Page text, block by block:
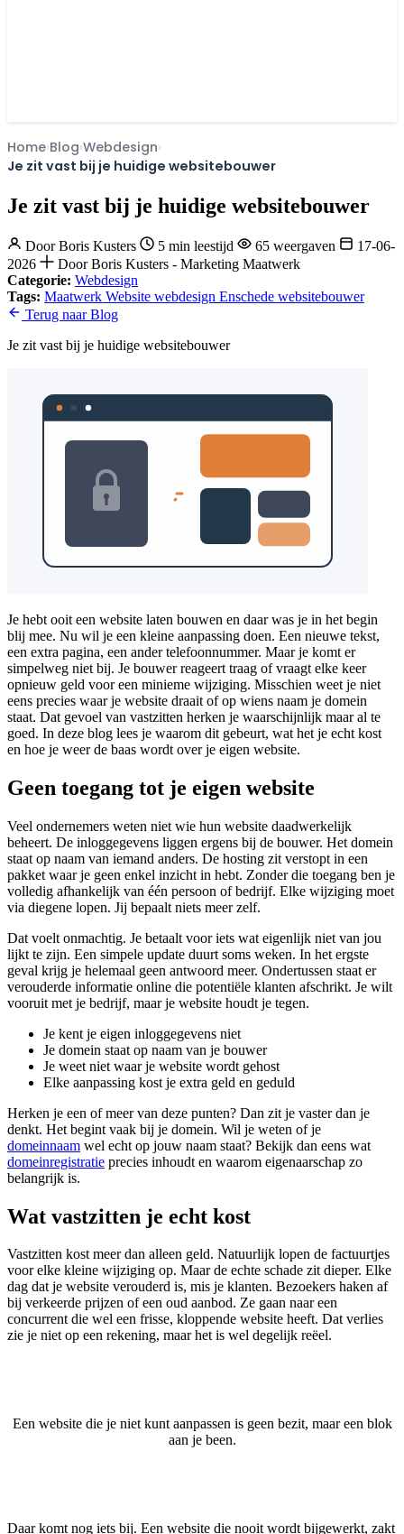
Home Blog Webdesign
Je zit vast bij je huidige websitebouwer
Je zit vast bij je huidige websitebouwer
DoorBoris Kusters 5 min leestijd 65 weergaven
17-06-
2026
Door Boris Kusters - Marketing Maatwerk
Categorie: Webdesign
Tags: Maatwerk Website webdesign Enschede websitebouwer
Terug naar Blog
Je zit vast bij je huidige websitebouwer
Je hebt ooit een website laten bouwen en daar was je in het begin
blij mee. Nu wil je een kleine aanpassing doen. Een nieuwe tekst,
een extra pagina, een ander telefoonnummer. Maar je komt er
simpelweg niet bij. Je bouwer reageert traag of vraagt elke keer
opnieuw geld voor een minieme wijziging. Misschien weet je niet
eens precies waar je website draait of op wiens naam je domein
staat. Dat gevoel van vastzitten herken je waarschijnlijk maar al te
goed. In deze blog lees je waarom dit gebeurt, wat het je echt kost
en hoe je weer de baas wordt over je eigen website.
Geen toegang tot je eigen website
Veel ondernemers weten niet wie hun website daadwerkelijk
beheert. De inloggegevens liggen ergens bij de bouwer. Het domein
staat op naam van iemand anders. De hosting zit verstopt in een
pakket waar je geen enkel inzicht in hebt. Zonder die toegang ben je
volledig afhankelijk van één persoon of bedrijf. Elke wijziging moet
via diegene lopen. Jij bepaalt niets meer zelf.
Dat voelt onmachtig. Je betaalt voor iets wat eigenlijk niet van jou
lijkt te zijn. Een simpele update duurt soms weken. In het ergste
geval krijg je helemaal geen antwoord meer. Ondertussen staat er
verouderde informatie online die potentiële klanten afschrikt. Je wilt
vooruit met je bedrijf, maar je website houdt je tegen.
Je kent je eigen inloggegevens niet
Je domein staat op naam van je bouwer
Je weet niet waar je website wordt gehost
Elke aanpassing kost je extra geld en geduld
Herken je een of meer van deze punten? Dan zit je vaster dan je
denkt. Het begint vaak bij je domein. Wil je weten of je
domeinnaam wel echt op jouw naam staat? Bekijk dan eens wat
domeinregistratie precies inhoudt en waarom eigenaarschap zo
belangrijk is.
Wat vastzitten je echt kost
Vastzitten kost meer dan alleen geld. Natuurlijk lopen de factuurtjes
voor elke kleine wijziging op. Maar de echte schade zit dieper. Elke
dag dat je website verouderd is, mis je klanten. Bezoekers haken af
bij verkeerde prijzen of een oud aanbod. Ze gaan naar een
concurrent die wel een frisse, kloppende website heeft. Dat verlies
zie je niet op een rekening, maar het is wel degelijk reëel.
Een website die je niet kunt aanpassen is geen bezit, maar een blok
aan je been.
Daar komt nog iets bij. Een website die nooit wordt bijgewerkt, zakt